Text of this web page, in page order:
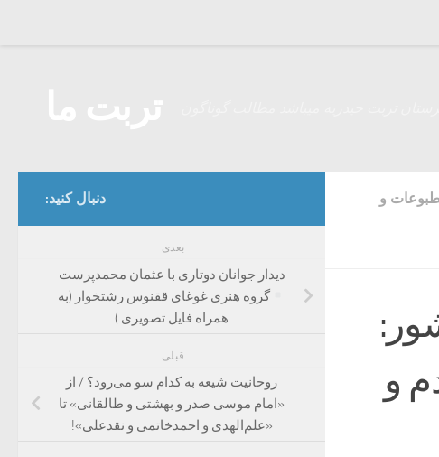
و
و
دنبال کنید:
بعدی
دیدار جوانان دوتاری با عثمان محمدپرست
گروه هنری غوغای ققنوس رشتخوار (به
همراه فایل تصویری )
قبلی
روحانیت شیعه به کدام سو می‌رود؟ / از
«امام موسی صدر و بهشتی و طالقانی» تا
«علم‌الهدی و احمدخاتمی و نقدعلی»!